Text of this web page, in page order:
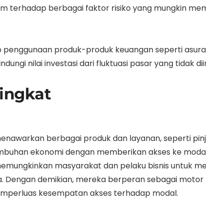
terhadap berbagai faktor risiko yang mungkin
produk-produk keuangan seperti
nilai investasi dari fluktuasi pasar yang tidak
berbagai produk dan layanan, seperti
ekonomi dengan memberikan akses ke
masyarakat dan pelaku bisnis untuk
demikian, mereka berperan sebagai
kesempatan akses terhadap modal.